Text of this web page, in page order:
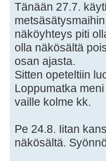
Tänään 27.7.
näköyhteys piti
olla näkösältä
osan ajasta.
Sitten opeteltiin
Loppumatka
vaille kolme kk.
Pe 24.8. Iitan
näkösältä.